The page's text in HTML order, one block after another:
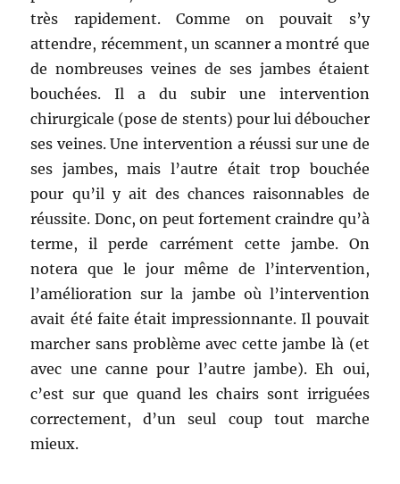
très rapidement. Comme on pouvait s’y
attendre, récemment, un scanner a montré que
de nombreuses veines de ses jambes étaient
bouchées. Il a du subir une intervention
chirurgicale (pose de stents) pour lui déboucher
ses veines. Une intervention a réussi sur une de
ses jambes, mais l’autre était trop bouchée
pour qu’il y ait des chances raisonnables de
réussite. Donc, on peut fortement craindre qu’à
terme, il perde carrément cette jambe. On
notera que le jour même de l’intervention,
l’amélioration sur la jambe où l’intervention
avait été faite était impressionnante. Il pouvait
marcher sans problème avec cette jambe là (et
avec une canne pour l’autre jambe). Eh oui,
c’est sur que quand les chairs sont irriguées
correctement, d’un seul coup tout marche
mieux.